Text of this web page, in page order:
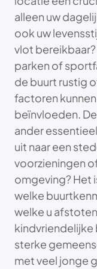
alleen uw
ook uw
vlot
parken of
de buurt rustig
factoren
beïnvloeden.
ander
uit naar een
voorzieningen
omgeving? Het
welke
welke u
kindvriendelijke
sterke
met veel jonge